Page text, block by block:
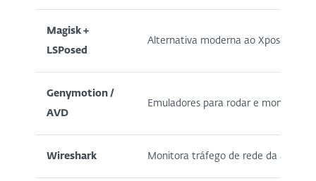
Magisk +
LSPosed
Alternativa moderna ao Xposed
Genymotion /
AVD
Emuladores para rodar e monitorar
Wireshark Monitora tráfego de rede da